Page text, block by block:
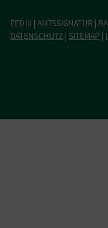
EED III | AMTSSIGNATUR |
DATENSCHUTZ| SITEMAP |